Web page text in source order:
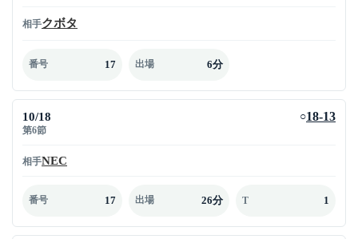
相手クボタ
番号 17 出場 6分
10/18
第6節
○18-13
相手NEC
番号 17 出場 26分 T 1